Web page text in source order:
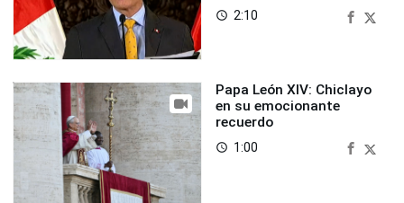
access_time 2:10
Papa León XIV: Chiclayo
en su emocionante
recuerdo
access_time 1:00